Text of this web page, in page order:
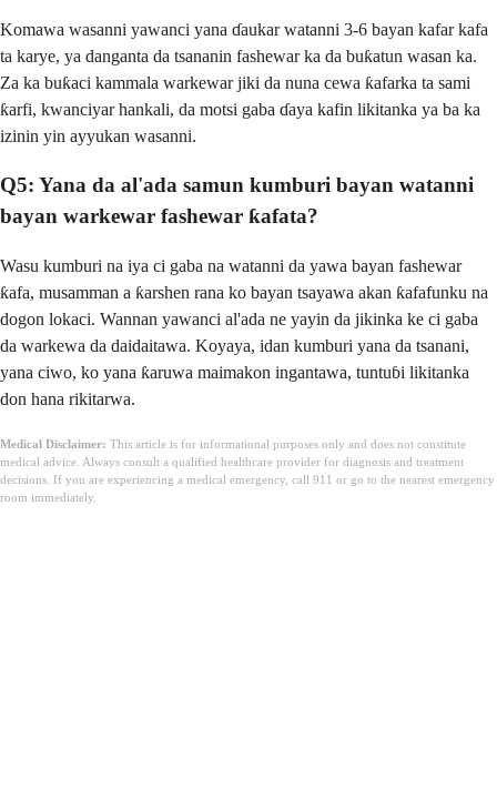
Komawa wasanni yawanci yana ɗaukar watanni 3-6 bayan kafar kafa
ta karye, ya danganta da tsananin fashewar ka da buƙatun wasan ka.
Za ka buƙaci kammala warkewar jiki da nuna cewa ƙafarka ta sami
ƙarfi, kwanciyar hankali, da motsi gaba ɗaya kafin likitanka ya ba ka
izinin yin ayyukan wasanni.
Q5: Yana da al'ada samun kumburi bayan watanni
bayan warkewar fashewar ƙafata?
Wasu kumburi na iya ci gaba na watanni da yawa bayan fashewar
ƙafa, musamman a ƙarshen rana ko bayan tsayawa akan ƙafafunku na
dogon lokaci. Wannan yawanci al'ada ne yayin da jikinka ke ci gaba
da warkewa da daidaitawa. Koyaya, idan kumburi yana da tsanani,
yana ciwo, ko yana ƙaruwa maimakon ingantawa, tuntuɓi likitanka
don hana rikitarwa.
Medical Disclaimer: This article is for informational purposes only and does not constitute
medical advice. Always consult a qualified healthcare provider for diagnosis and treatment
decisions. If you are experiencing a medical emergency, call 911 or go to the nearest emergency
room immediately.